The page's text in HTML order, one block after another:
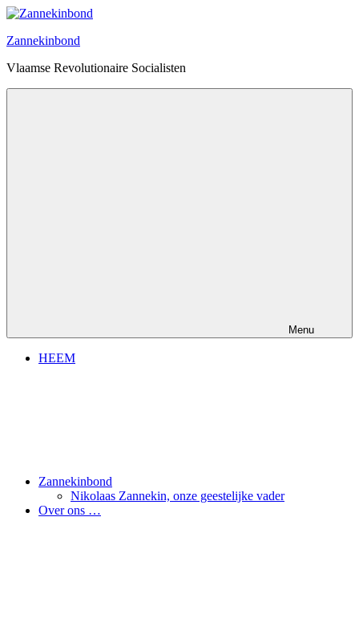
Ga
de
Zannekinbond
Vlaamse Revolutionaire Socialisten
Menu
HEEM
Zannekinbond
Nikolaas Zannekin, onze geestelijke vader
Over ons …